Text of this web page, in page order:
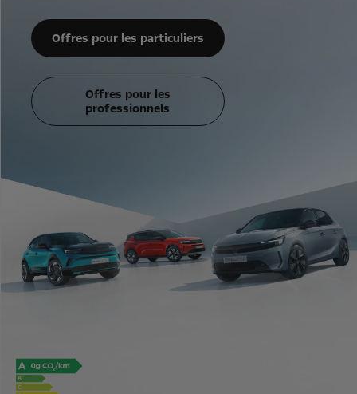
Offres pour les particuliers
Offres pour les
professionnels